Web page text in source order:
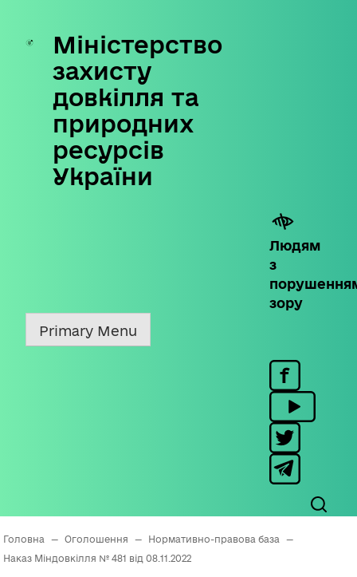
Skip
content
Міністерство
захисту
довкілля та
природних
ресурсів
України
Людям
з
зору
Primary Menu
Головна — Оголошення — Нормативно-правова база
—
Наказ Міндовкілля № 481 від 08.11.2022